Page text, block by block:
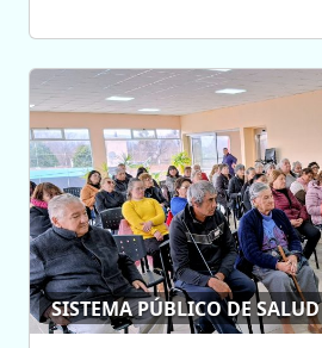
SISTEMA PÚBLICO DE SALUD